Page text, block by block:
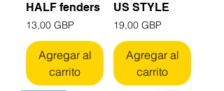
HALF fenders
Precio
13,00 GBP
Agregar al
carrito
US STYLE
Precio
19,00 GBP
Agregar al
carrito